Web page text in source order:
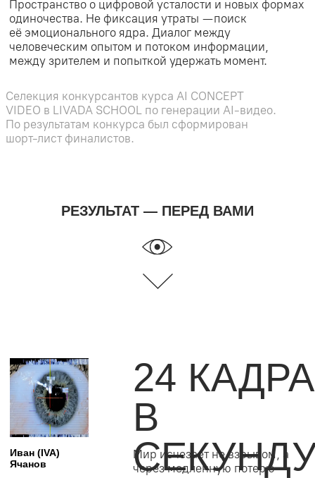
ENG
НАПИСАТЬ В БОТ
РЕЗУЛЬТАТ — ПЕРЕД ВАМИ
По результатам конкурса был сформирован
шорт-лист финалистов.
Мир исчезает не взрывом, а
через медленную потерю
В
СЕКУНДУ